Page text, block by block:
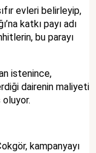
evleri belirleyip,
katkı payı adı
bu parayı
istenince,
dairenin maliyeti
kampanyayı